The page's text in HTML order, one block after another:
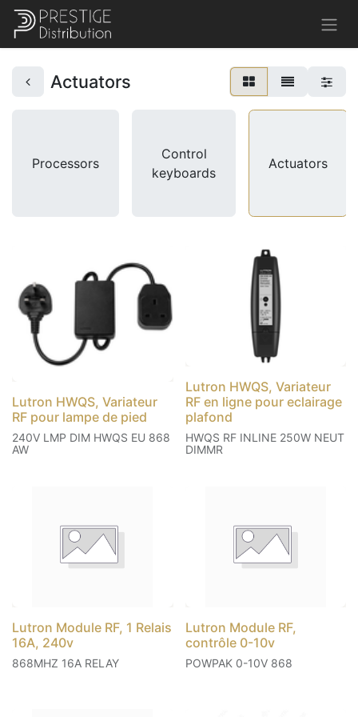
Actuators
Processors
Control
keyboards
Actuators
Lutron HWQS, Variateur
RF pour lampe de pied
240V LMP DIM HWQS EU 868
AW
Lutron HWQS, Variateur
RF en ligne pour eclairage
plafond
HWQS RF INLINE 250W NEUT
DIMMR
Lutron Module RF, 1 Relais
16A, 240v
868MHZ 16A RELAY
Lutron Module RF,
contrôle 0-10v
POWPAK 0-10V 868